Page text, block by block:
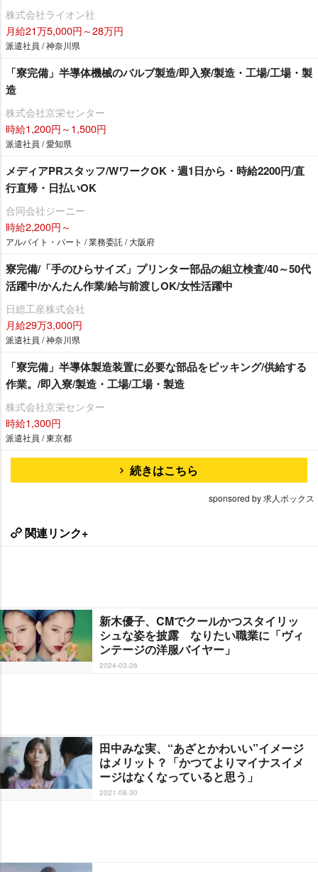
株式会社ライオン社
月給21万5,000円～28万円
派遣社員 / 神奈川県
「寮完備」半導体機械のバルブ製造/即入寮/製造・工場/工場・製
造
株式会社京栄センター
時給1,200円～1,500円
派遣社員 / 愛知県
メディアPRスタッフ/WワークOK・週1日から・時給2200円/直
行直帰・日払いOK
合同会社ジーニー
時給2,200円～
アルバイト・パート / 業務委託 / 大阪府
寮完備/「手のひらサイズ」プリンター部品の組立検査/40～50代
活躍中/かんたん作業/給与前渡しOK/女性活躍中
日総工産株式会社
月給29万3,000円
派遣社員 / 神奈川県
「寮完備」半導体製造装置に必要な部品をピッキング/供給する
作業。/即入寮/製造・工場/工場・製造
株式会社京栄センター
時給1,300円
派遣社員 / 東京都
続きはこちら
sponsored by 求人ボックス
関連リンク+
新木優子、CMでクールかつスタイリッ
シュな姿を披露 なりたい職業に「ヴィ
ンテージの洋服バイヤー」
2024-03-26
田中みな実、“あざとかわいい”イメージ
はメリット？「かつてよりマイナスイメ
ージはなくなっていると思う」
2021-08-30